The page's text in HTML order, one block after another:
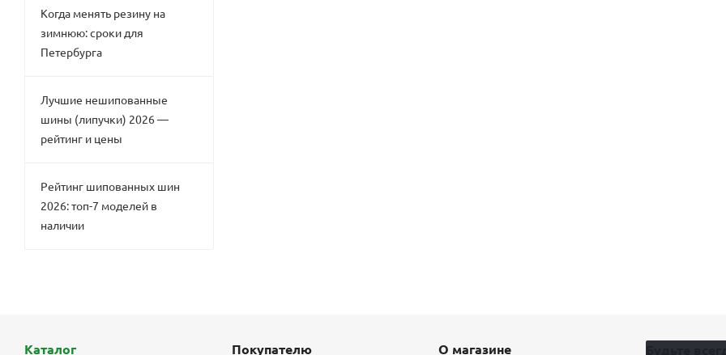
Когда менять резину на
зимнюю: сроки для
Петербурга
Лучшие нешипованные
шины (липучки) 2026 —
рейтинг и цены
Рейтинг шипованных шин
2026: топ-7 моделей в
наличии
Каталог Покупателю О магазине